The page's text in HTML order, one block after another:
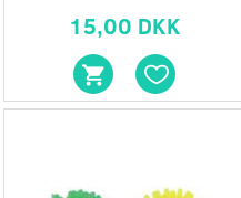
15,00 DKK